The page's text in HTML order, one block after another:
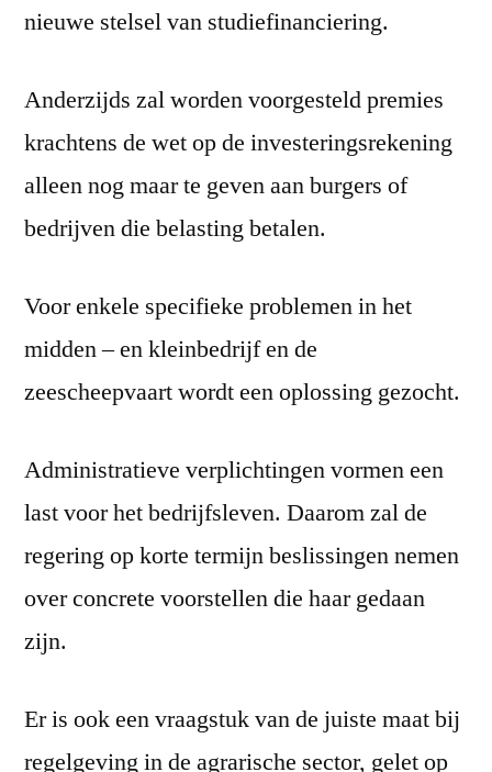
nieuwe stelsel van studiefinanciering.
Anderzijds zal worden voorgesteld premies
krachtens de wet op de investeringsrekening
alleen nog maar te geven aan burgers of
bedrijven die belasting betalen.
Voor enkele specifieke problemen in het
midden – en kleinbedrijf en de
zeescheepvaart wordt een oplossing gezocht.
Administratieve verplichtingen vormen een
last voor het bedrijfsleven. Daarom zal de
regering op korte termijn beslissingen nemen
over concrete voorstellen die haar gedaan
zijn.
Er is ook een vraagstuk van de juiste maat bij
regelgeving in de agrarische sector, gelet op